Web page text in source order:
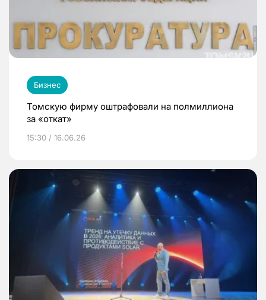
Бизнес
Томскую фирму оштрафовали на полмиллиона
за «откат»
15:30 / 16.06.26